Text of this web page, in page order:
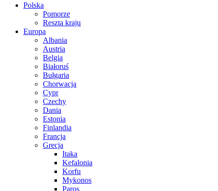
Polska
Pomorze
Reszta kraju
Europa
Albania
Austria
Belgia
Białoruś
Bułgaria
Chorwacja
Cypr
Czechy
Dania
Estonia
Finlandia
Francja
Grecja
Itaka
Kefalonia
Korfu
Mykonos
Paros